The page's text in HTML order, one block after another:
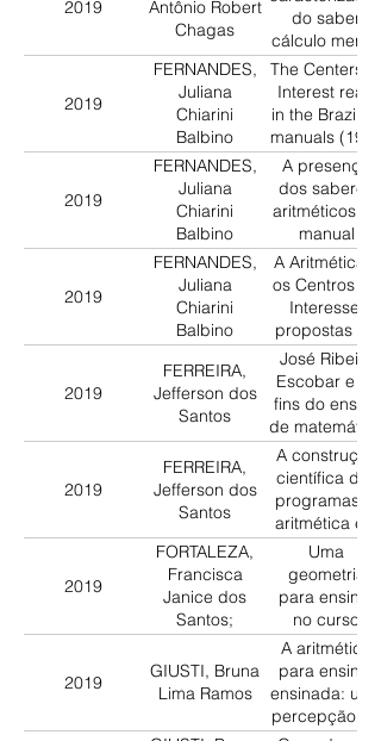
del niño”
2019
Antônio Robert
Chagas
do saber
cálculo mental
sistematizado
por Maria do
Carmo Santos
Domite para a
formação de
professores,
1980 – 1996
2019
FERNANDES,
Juliana
Chiarini
Balbino
The Centers of
Interest read
in the Brazilian
manuals (1931
- 1940).
2019
FERNANDES,
Juliana
Chiarini
Balbino
A presença
dos saberes
aritméticos no
manual
didático? Os
Centros de
Interesse na
Escola (1931)
2019
FERNANDES,
Juliana
Chiarini
Balbino
A Aritmética e
os Centros de
Interesse:
propostas de
mudanças no
saber
profissional do
professor que
ensina
matemática,
1920 – 1930?
2019
FERREIRA,
Jefferson dos
Santos
José Ribeiro
Escobar e os
fins do ensino
de matemática
na Escola
Normal de São
Paulo, 1926
2019
FERREIRA,
Jefferson dos
Santos
A construção
científica dos
programas: a
aritmética em
apontamentos
de psicologia
(São Paulo,
1934)
2019
FORTALEZA,
Francisca
Janice dos
Santos;
VALENTE,
Wagner
Rodrigues
Uma
geometria
para ensinar
no curso
primário:
elementos do
saber
profissional da
docência no
2019
GIUSTI, Bruna
Lima Ramos
A aritmética
para ensinar
ensinada: uma
percepção de